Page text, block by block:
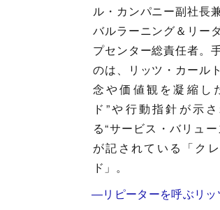
ル・カンパニー副社長
バルラーニング＆リー
プセンター総責任者。
のは、リッツ・カール
念や価値観を凝縮し
ド”や行動指針が示
る“サービス・バリュ
が記されている「ク
ド」。
―リピーターを呼ぶリッ